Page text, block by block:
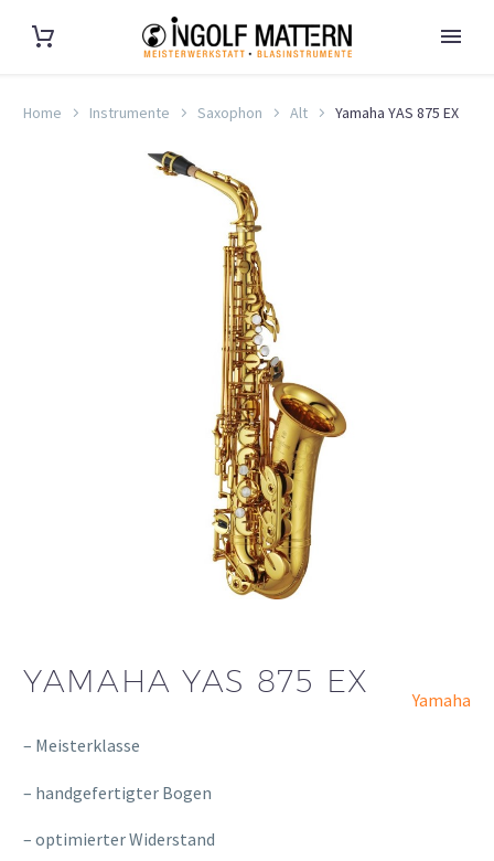
Home Instrumente Saxophon Alt Yamaha YAS 875 EX
YAMAHA YAS 875 EX
Yamaha
– Meisterklasse
– handgefertigter Bogen
– optimierter Widerstand